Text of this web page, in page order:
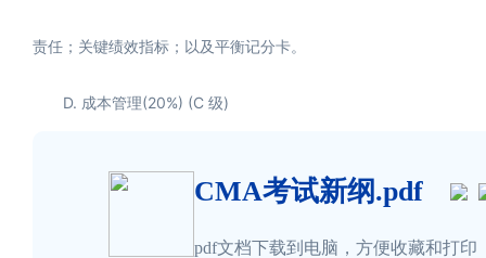
责任；关键绩效指标；以及平衡记分卡。
D. 成本管理(20%) (C 级)
CMA考试新纲.pdf
pdf文档下载到电脑，方便收藏和打印